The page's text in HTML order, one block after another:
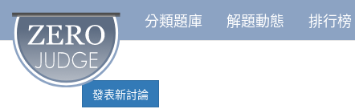
分類題庫 解題動態 排行榜
發表新討論